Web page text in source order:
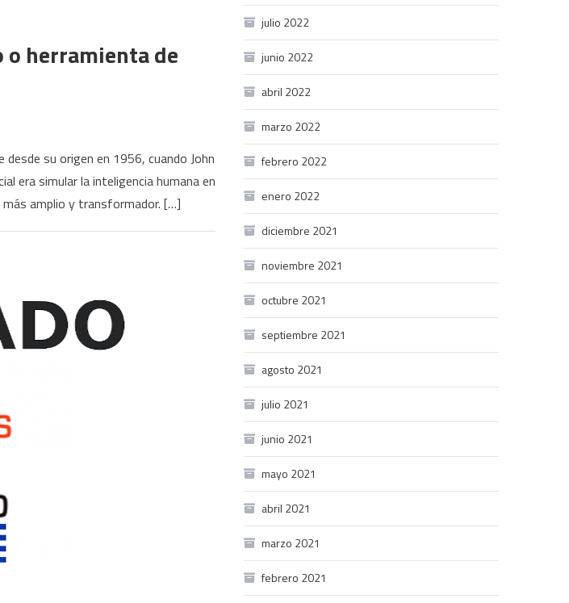
herramienta de
su origen en 1956, cuando John
era simular la inteligencia humana en
más amplio y transformador. […]
julio 2022
junio 2022
abril 2022
marzo 2022
febrero 2022
enero 2022
diciembre 2021
noviembre 2021
octubre 2021
septiembre 2021
agosto 2021
julio 2021
junio 2021
mayo 2021
abril 2021
marzo 2021
febrero 2021